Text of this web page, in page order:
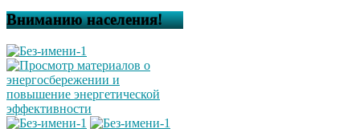
Вниманию населения!